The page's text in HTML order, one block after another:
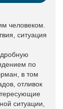
человеком.
ситуация
по
в том
отливок
ситуации,